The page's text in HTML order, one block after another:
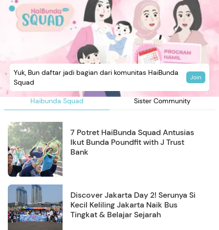
Haibunda Squad Sister Community
Yuk, Bun daftar jadi bagian dari komunitas HaiBunda
Squad
Join
7 Potret HaiBunda Squad Antusias
Ikut Bunda Poundfit with J Trust
Bank
Discover Jakarta Day 2! Serunya Si
Kecil Keliling Jakarta Naik Bus
Tingkat & Belajar Sejarah